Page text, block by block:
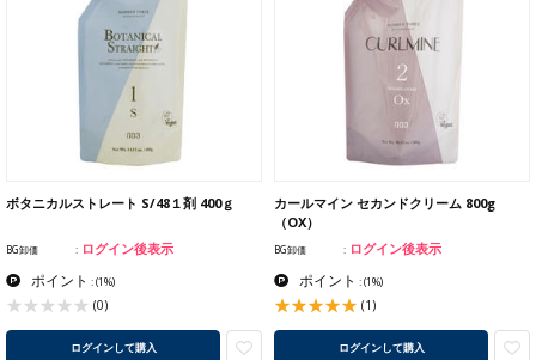
ボタニカルストレート S/48１剤 400ｇ
BG卸価 ログイン後表示
ポイント :(1%)
(0)
ログインして購入
カールマイン セカンドクリーム 800g
（OX）
BG卸価 ログイン後表示
ポイント :(1%)
(1)
ログインして購入